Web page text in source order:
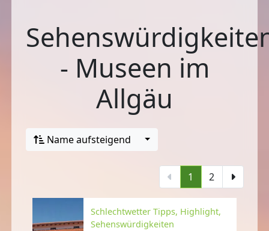
- Museen im
Allgäu
Name aufsteigend
1 2
Schlechtwetter Tipps, Highlight,
Sehenswürdigkeiten